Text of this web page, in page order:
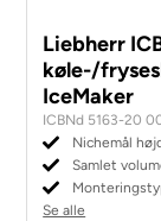
Liebherr
køle-/
IceMaker
ICBNd 5163-20
Nichemål
Samlet
Se alle